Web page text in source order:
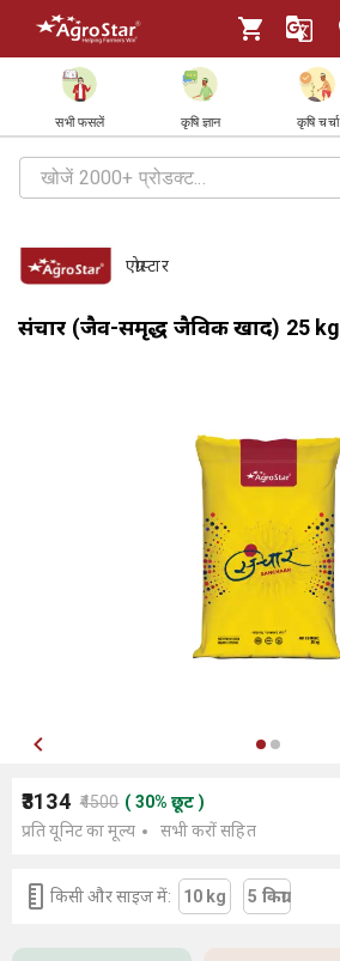
सभी फसलें कृषि ज्ञान कृषि चर्चा
एग्रोस्टार
संचार (जैव-समृद्ध जैविक खाद) 25 kg
₹3134 ₹4500 ( 30% छूट )
प्रति यूनिट का मूल्य
सभी करों सहित
किसी और साइज में: 10 kg 5 किग्रा